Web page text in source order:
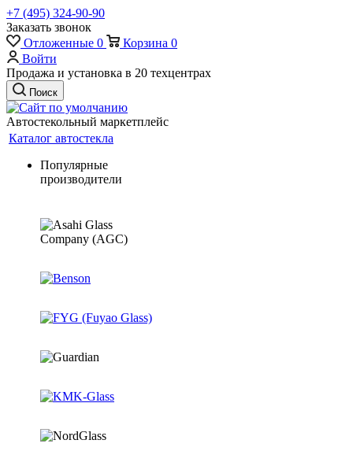
+7 (495) 324-90-90
Заказать звонок
Отложенные 0 Корзина 0
Войти
Продажа и установка в 20 техцентрах
Поиск
Автостекольный маркетплейс
Каталог автостекла
Популярные
производители